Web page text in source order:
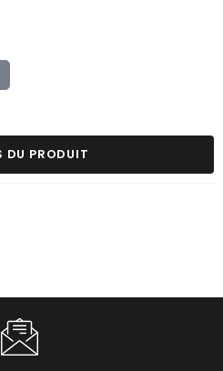
DU PRODUIT